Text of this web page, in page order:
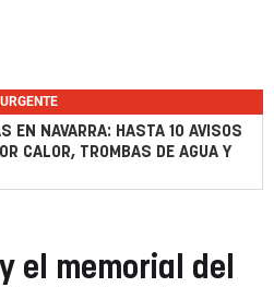
URGENTE
EN NAVARRA: HASTA 10 AVISOS
CALOR, TROMBAS DE AGUA Y
el memorial del